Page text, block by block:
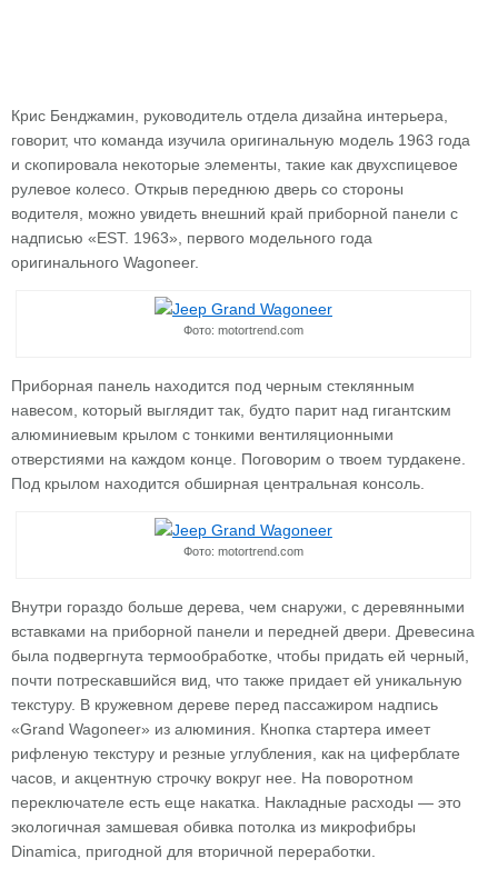
Крис Бенджамин, руководитель отдела дизайна интерьера,
говорит, что команда изучила оригинальную модель 1963 года
и скопировала некоторые элементы, такие как двухспицевое
рулевое колесо. Открыв переднюю дверь со стороны
водителя, можно увидеть внешний край приборной панели с
надписью «EST. 1963», первого модельного года
оригинального Wagoneer.
Фото: motortrend.com
Приборная панель находится под черным стеклянным
навесом, который выглядит так, будто парит над гигантским
алюминиевым крылом с тонкими вентиляционными
отверстиями на каждом конце. Поговорим о твоем турдакене.
Под крылом находится обширная центральная консоль.
Фото: motortrend.com
Внутри гораздо больше дерева, чем снаружи, с деревянными
вставками на приборной панели и передней двери. Древесина
была подвергнута термообработке, чтобы придать ей черный,
почти потрескавшийся вид, что также придает ей уникальную
текстуру. В кружевном дереве перед пассажиром надпись
«Grand Wagoneer» из алюминия. Кнопка стартера имеет
рифленую текстуру и резные углубления, как на циферблате
часов, и акцентную строчку вокруг нее. На поворотном
переключателе есть еще накатка. Накладные расходы — это
экологичная замшевая обивка потолка из микрофибры
Dinamica, пригодной для вторичной переработки.